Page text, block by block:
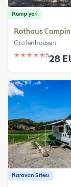
Kamp yeri
Rothaus
Grafenhausen
★ ★ ★ ★ ★528
Karavan Sitesi